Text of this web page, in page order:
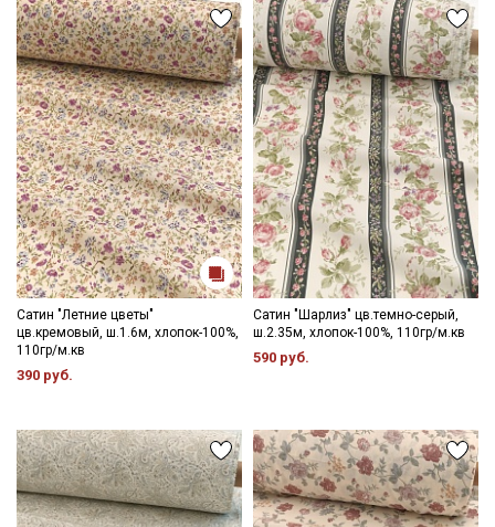
Сатин "Летние цветы"
цв.кремовый, ш.1.6м, хлопок-100%,
110гр/м.кв
390 руб.
Сатин "Шарлиз" цв.темно-серый,
ш.2.35м, хлопок-100%, 110гр/м.кв
590 руб.
данных
ДаюСогласие на получение рекламных и
информационных рассылок